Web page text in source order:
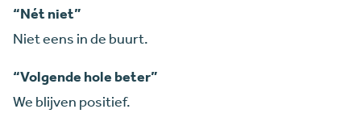
“Nét niet”
Niet eens in de buurt.
“Volgende hole beter”
We blijven positief.